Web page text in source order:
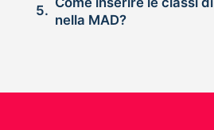
5.
nella MAD?